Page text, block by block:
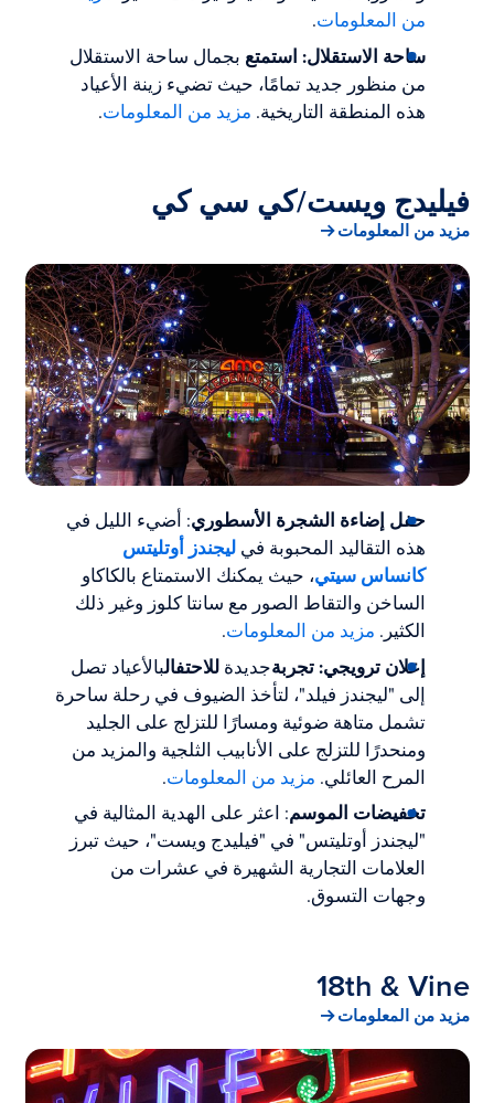
من المعلومات.
ساحة الاستقلال: استمتع بجمال ساحة الاستقلال
من منظور جديد تمامًا، حيث تضيء زينة الأعياد
هذه المنطقة التاريخية. مزيد من المعلومات.
فيليدج ويست/كي سي كي
مزيد من المعلومات
حفل إضاءة الشجرة الأسطوري: أضيء الليل في
هذه التقاليد المحبوبة فيليجندز أوتليتس
كانساس سيتي، حيث يمكنك الاستمتاع بالكاكاو
الساخن والتقاط الصور مع سانتا كلوز وغير ذلك
الكثير. مزيد من المعلومات.
إعلان ترويجي: تجربةجديدةللاحتفالبالأعياد تصل
إلى "ليجندز فيلد"، لتأخذ الضيوف في رحلة ساحرة
تشمل متاهة ضوئية ومسارًا للتزلج على الجليد
ومنحدرًا للتزلج على الأنابيب الثلجية والمزيد من
المرح العائلي. مزيد من المعلومات.
تخفيضات الموسم: اعثر على الهدية المثالية في
"ليجندز أوتليتس" في "فيليدج ويست"، حيث تبرز
العلامات التجارية الشهيرة في عشرات من
وجهات التسوق.
18th & Vine
مزيد من المعلومات